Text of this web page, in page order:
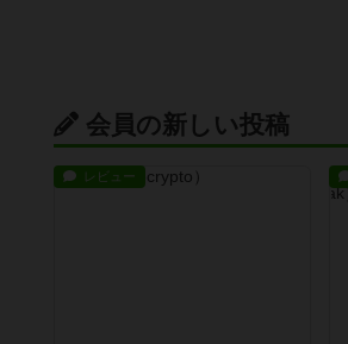
会員の新しい投稿
レビュー